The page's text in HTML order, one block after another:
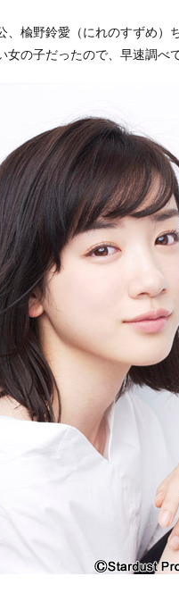
、楡野鈴愛（にれのすずめ）
女の子だったので、早速調べ